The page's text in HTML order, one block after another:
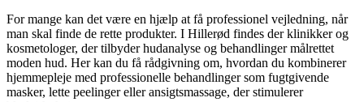
For mange kan det være en hjælp at få professionel vejledning, når
man skal finde de rette produkter. I Hillerød findes der klinikker og
kosmetologer, der tilbyder hudanalyse og behandlinger målrettet
moden hud. Her kan du få rådgivning om, hvordan du kombinerer
hjemmepleje med professionelle behandlinger som fugtgivende
masker, lette peelinger eller ansigtsmassage, der stimulerer